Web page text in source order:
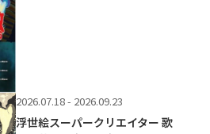
2026.07.18 - 2026.09.23
浮世絵スーパークリエイター 歌